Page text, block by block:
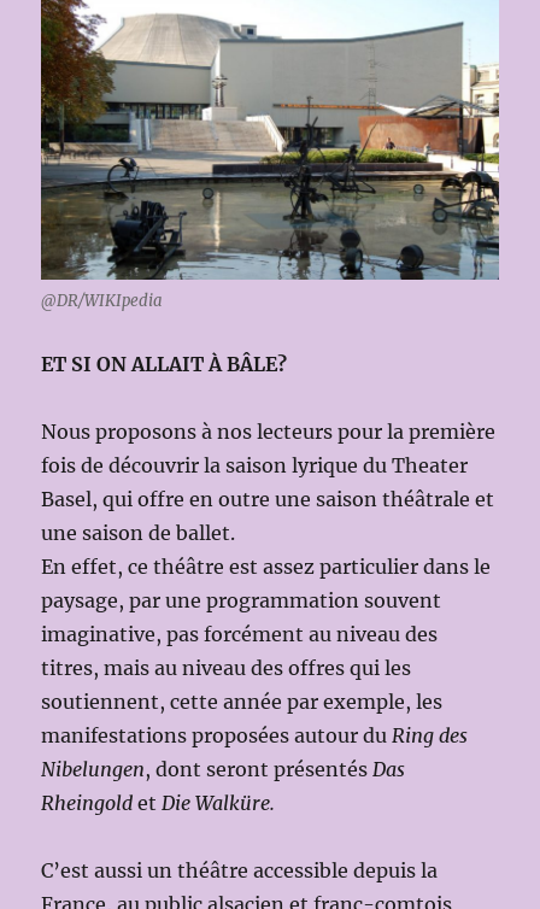
@DR/WIKIpedia
ET SI ON ALLAIT À BÂLE?
Nous proposons à nos lecteurs pour la première
fois de découvrir la saison lyrique du Theater
Basel, qui offre en outre une saison théâtrale et
une saison de ballet.
En effet, ce théâtre est assez particulier dans le
paysage, par une programmation souvent
imaginative, pas forcément au niveau des
titres, mais au niveau des offres qui les
soutiennent, cette année par exemple, les
manifestations proposées autour du Ring des
Nibelungen, dont seront présentés Das
Rheingoldet Die Walküre.
C’est aussi un théâtre accessible depuis la
France, au public alsacien et franc-comtois